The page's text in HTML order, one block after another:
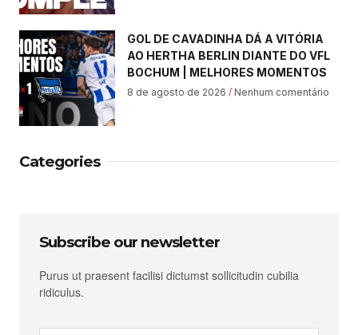
GOL DE CAVADINHA DÁ A VITÓRIA
AO HERTHA BERLIN DIANTE DO VFL
BOCHUM | MELHORES MOMENTOS
8 de agosto de 2026 Nenhum comentário
Categories
Subscribe our newsletter
Purus ut praesent facilisi dictumst sollicitudin cubilia
ridiculus.